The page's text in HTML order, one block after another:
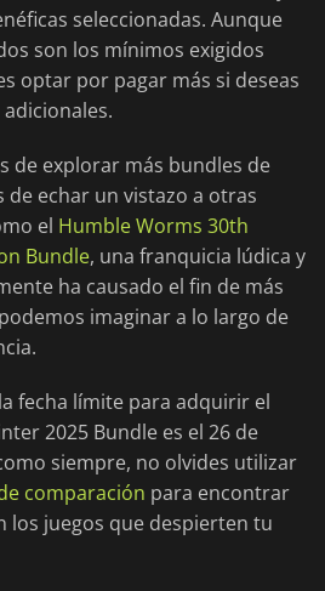
seleccionadas. Aunque
son los mínimos exigidos
optar por pagar más si deseas
de explorar más bundles de
de echar un vistazo a otras
el Humble Worms 30th
Bundle, una franquicia lúdica y
ha causado el fin de más
imaginar a lo largo de
fecha límite para adquirir el
2025 Bundle es el 26 de
siempre, no olvides utilizar
comparación para encontrar
los juegos que despierten tu